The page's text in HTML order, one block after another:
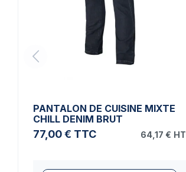
PANTALON DE CUISINE MIXTE
CHILL DENIM BRUT
77,00 € TTC 64,17 € HT